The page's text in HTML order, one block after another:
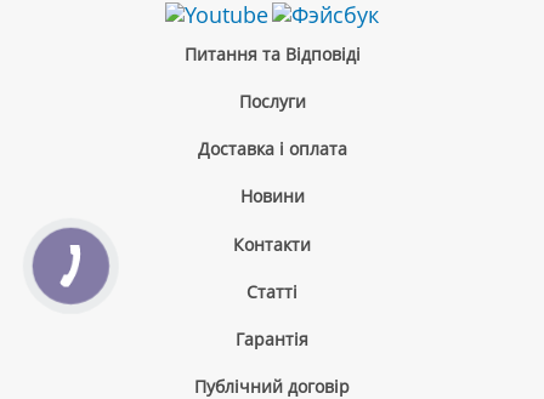
Питання та Відповіді
Послуги
Доставка і оплата
Новини
Контакти
Cтатті
Гарантія
Публічний договір